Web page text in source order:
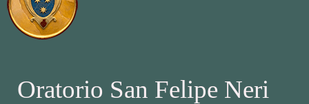
Oratorio San Felipe Neri